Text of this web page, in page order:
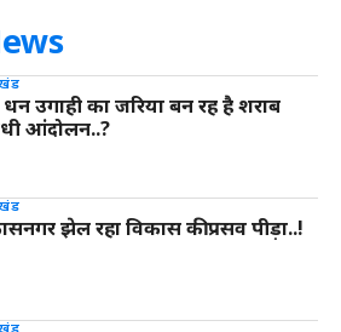
उगाही का जरिया बन रह है शराब
आंदोलन..?
झेल रहा विकास की प्रसव पीड़ा..!